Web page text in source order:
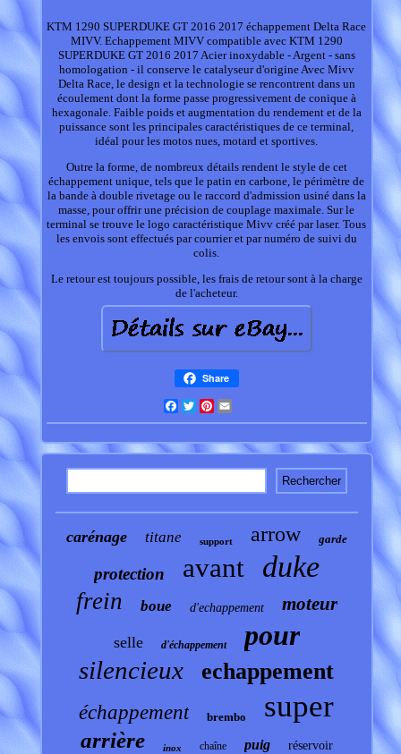
KTM 1290 SUPERDUKE GT 2016 2017 échappement Delta Race
MIVV. Echappement MIVV compatible avec KTM 1290
SUPERDUKE GT 2016 2017 Acier inoxydable - Argent - sans
homologation - il conserve le catalyseur d'origine Avec Mivv
Delta Race, le design et la technologie se rencontrent dans un
écoulement dont la forme passe progressivement de conique à
hexagonale. Faible poids et augmentation du rendement et de la
puissance sont les principales caractéristiques de ce terminal,
idéal pour les motos nues, motard et sportives.
Outre la forme, de nombreux détails rendent le style de cet
échappement unique, tels que le patin en carbone, le périmètre de
la bande à double rivetage ou le raccord d'admission usiné dans la
masse, pour offrir une précision de couplage maximale. Sur le
terminal se trouve le logo caractéristique Mivv créé par laser. Tous
les envois sont effectués par courrier et par numéro de suivi du
colis.
Le retour est toujours possible, les frais de retour sont à la charge
de l'acheteur.
Share
Facebook
TwitterPinterest
carénage titane support arrow garde
protection avant duke
frein boue d'echappement moteur
selle d'échappement pour
silencieux echappement
échappement brembo super
arrière inox chaîne puig réservoir